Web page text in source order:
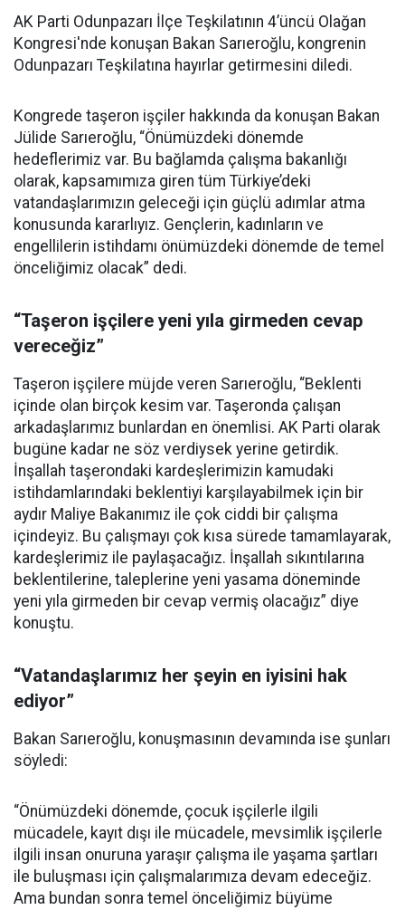
AK Parti Odunpazarı İlçe Teşkilatının 4’üncü Olağan
Kongresi'nde konuşan Bakan Sarıeroğlu, kongrenin
Odunpazarı Teşkilatına hayırlar getirmesini diledi.
Kongrede taşeron işçiler hakkında da konuşan Bakan
Jülide Sarıeroğlu, “Önümüzdeki dönemde
hedeflerimiz var. Bu bağlamda çalışma bakanlığı
olarak, kapsamımıza giren tüm Türkiye’deki
vatandaşlarımızın geleceği için güçlü adımlar atma
konusunda kararlıyız. Gençlerin, kadınların ve
engellilerin istihdamı önümüzdeki dönemde de temel
önceliğimiz olacak” dedi.
“Taşeron işçilere yeni yıla girmeden cevap
vereceğiz”
Taşeron işçilere müjde veren Sarıeroğlu, “Beklenti
içinde olan birçok kesim var. Taşeronda çalışan
arkadaşlarımız bunlardan en önemlisi. AK Parti olarak
bugüne kadar ne söz verdiysek yerine getirdik.
İnşallah taşerondaki kardeşlerimizin kamudaki
istihdamlarındaki beklentiyi karşılayabilmek için bir
aydır Maliye Bakanımız ile çok ciddi bir çalışma
içindeyiz. Bu çalışmayı çok kısa sürede tamamlayarak,
kardeşlerimiz ile paylaşacağız. İnşallah sıkıntılarına
beklentilerine, taleplerine yeni yasama döneminde
yeni yıla girmeden bir cevap vermiş olacağız” diye
konuştu.
“Vatandaşlarımız her şeyin en iyisini hak
ediyor”
Bakan Sarıeroğlu, konuşmasının devamında ise şunları
söyledi:
“Önümüzdeki dönemde, çocuk işçilerle ilgili
mücadele, kayıt dışı ile mücadele, mevsimlik işçilerle
ilgili insan onuruna yaraşır çalışma ile yaşama şartları
ile buluşması için çalışmalarımıza devam edeceğiz.
Ama bundan sonra temel önceliğimiz büyüme